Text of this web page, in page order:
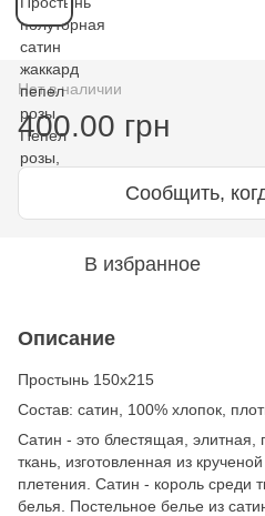
Нет в наличии
400.00 грн
Сообщить,
В избранное
Описание
Простынь 150х215
Состав: сатин, 100% хлопок,
Сатин - это блестящая, элитная,
ткань, изготовленная из
плетения. Сатин - король среди
белья. Постельное белье из